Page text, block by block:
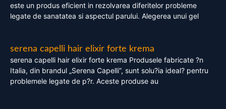
este un produs eficient in rezolvarea diferitelor probleme
legate de sanatatea si aspectul parului. Alegerea unui gel
serena capelli hair elixir forte krema
serena capelli hair elixir forte krema Produsele fabricate ?n
Italia, din brandul „Serena Capelli”, sunt solu?ia ideal? pentru
problemele legate de p?r. Aceste produse au